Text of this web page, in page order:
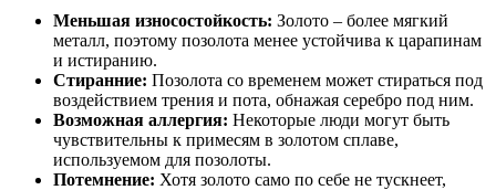
Меньшая износостойкость: Золото – более мягкий
металл, поэтому позолота менее устойчива к царапинам
и истиранию.
Стиранние: Позолота со временем может стираться под
воздействием трения и пота, обнажая серебро под ним.
Возможная аллергия: Некоторые люди могут быть
чувствительны к примесям в золотом сплаве,
используемом для позолоты.
Потемнение: Хотя золото само по себе не тускнеет,